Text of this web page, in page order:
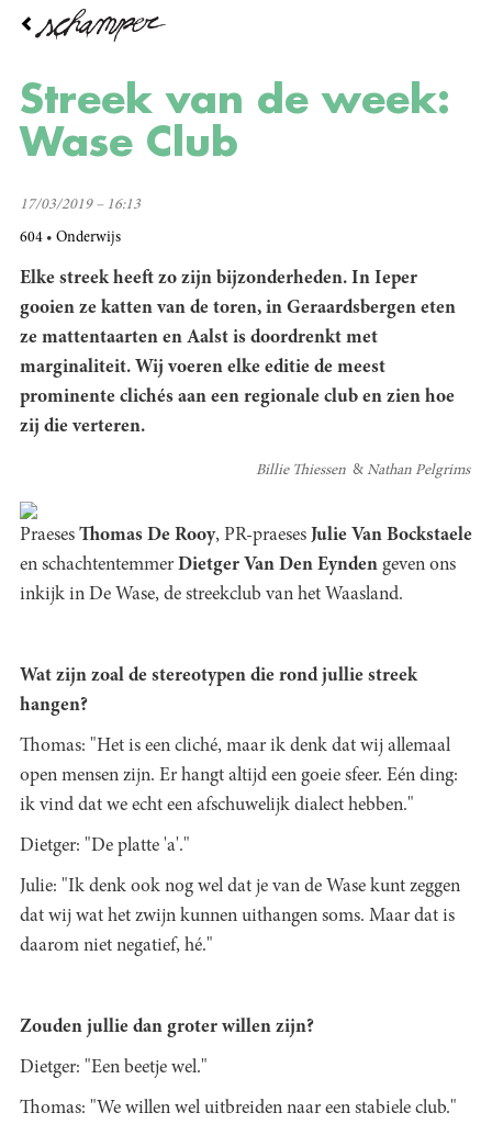
Overslaan
inhoud
gaanStreek van de week:
Wase Club
17/03/2019 – 16:13
604 Onderwijs
Elke streek heeft zo zijn bijzonderheden. In Ieper
gooien ze katten van de toren, in Geraardsbergen eten
ze mattentaarten en Aalst is doordrenkt met
marginaliteit. Wij voeren elke editie de meest
prominente clichés aan een regionale club en zien hoe
zij die verteren.
Billie Thiessen Nathan Pelgrims
Praeses Thomas De Rooy, PR-praeses Julie Van Bockstaele
en schachtentemmer Dietger Van Den Eynden geven ons
inkijk in De Wase, de streekclub van het Waasland.
Wat zijn zoal de stereotypen die rond jullie streek
hangen?
Thomas: "Het is een cliché, maar ik denk dat wij allemaal
open mensen zijn. Er hangt altijd een goeie sfeer. Eén ding:
ik vind dat we echt een afschuwelijk dialect hebben."
Dietger: "De platte 'a'."
Julie: "Ik denk ook nog wel dat je van de Wase kunt zeggen
dat wij wat het zwijn kunnen uithangen soms. Maar dat is
daarom niet negatief, hé."
Zouden jullie dan groter willen zijn?
Dietger: "Een beetje wel."
Thomas: "We willen wel uitbreiden naar een stabiele club."